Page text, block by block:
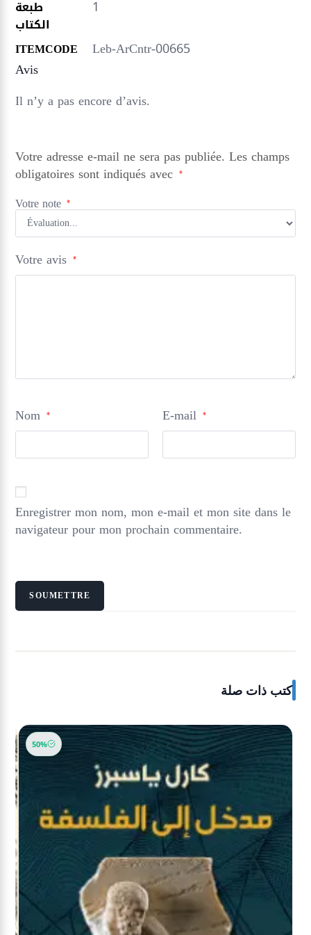
طبعة
الكتاب
1
ITEMCODE
Leb-ArCntr-00665
Avis
Il n’y a pas encore d’avis.
Votre adresse e-mail ne sera pas publiée. Les champs
obligatoires sont indiqués avec *
Votre note *
Votre avis *
Nom * E-mail *
Enregistrer mon nom, mon e-mail et mon site dans le
navigateur pour mon prochain commentaire.
كتب ذات صلة
50%